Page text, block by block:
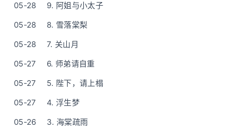
05-28
9. 阿姐与小太子
05-28
8. 雪落棠梨
05-28
7. 关山月
05-27
6. 师弟请自重
05-27
5. 陛下，请上榻
05-27
4. 浮生梦
05-26
3. 海棠疏雨